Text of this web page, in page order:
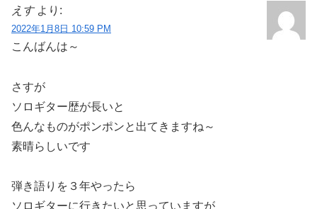
えす より:
2022年1月8日 10:59 PM
こんばんは～
さすが
ソロギター歴が長いと
色んなものがポンポンと出てきますね～
素晴らしいです
弾き語りを３年やったら
ソロギターに行きたいと思っていますが